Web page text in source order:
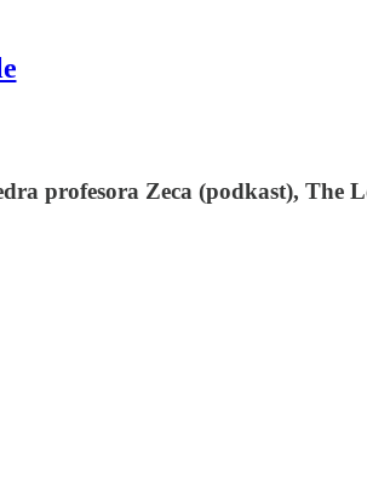
profesora Zeca (podkast), The